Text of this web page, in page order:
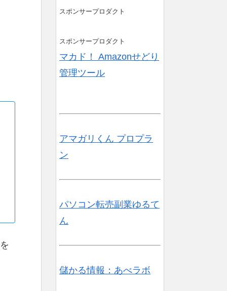
スポンサープロダクト
スポンサープロダクト
マカド！ Amazonせどり
管理ツール
アマガリくん プロプラ
ン
パソコン転売副業ゆるて
ん
儲かる情報：あべラボ